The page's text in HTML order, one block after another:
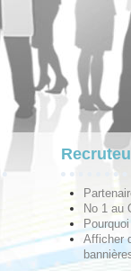
No 1 au
Afficher